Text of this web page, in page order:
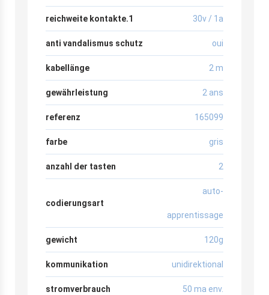
reichweite kontakte.1 30v / 1a
anti vandalismus schutz oui
kabellänge 2 m
gewährleistung 2 ans
referenz 165099
farbe gris
anzahl der tasten 2
codierungsart
auto-
apprentissage
gewicht 120g
kommunikation unidirektional
stromverbrauch 50 ma env.